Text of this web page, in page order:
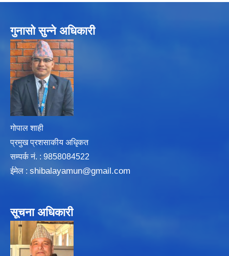
गुनासो सुन्ने अधिकारी
गोपाल शाही
प्रमुख प्रशसाकीय अधिृकत
सम्पर्क न‌ं. : 9858084522
ईमेल : shibalayamun@gmail.com
सूचना अधिकारी